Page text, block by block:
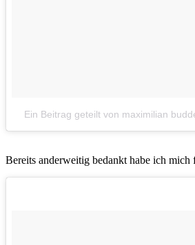
Ein Beitrag geteilt von maximilian
Bereits anderweitig bedankt habe ich